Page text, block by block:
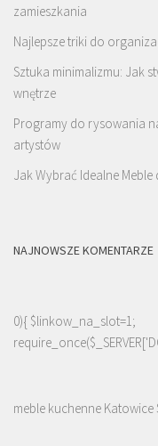
zamieszkania
Najlepsze triki do
Sztuka minimalizmu: Jak
wnętrze
Programy do rysowania
artystów
Jak Wybrać Idealne
NAJNOWSZE KOMENTARZE
0){ $linkow_na_slot=1;
meble kuchenne Katowice